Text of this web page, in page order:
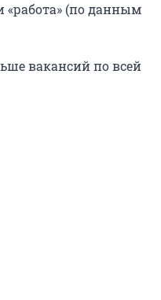
«работа» (по данным
вакансий по всей